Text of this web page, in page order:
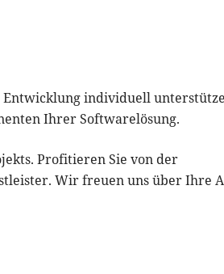
individuell
Ihrer Softwarelösung.
Profitieren Sie von der
Wir freuen uns über Ihre